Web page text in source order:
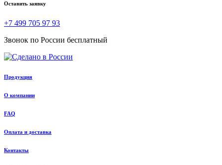
Оставить заявку
+7 499 705 97 93
Звонок по России бесплатный
Продукция
О компании
FAQ
Оплата и доставка
Контакты